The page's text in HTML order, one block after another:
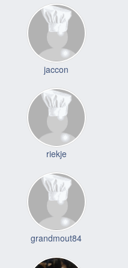
jaccon
riekje
grandmout84